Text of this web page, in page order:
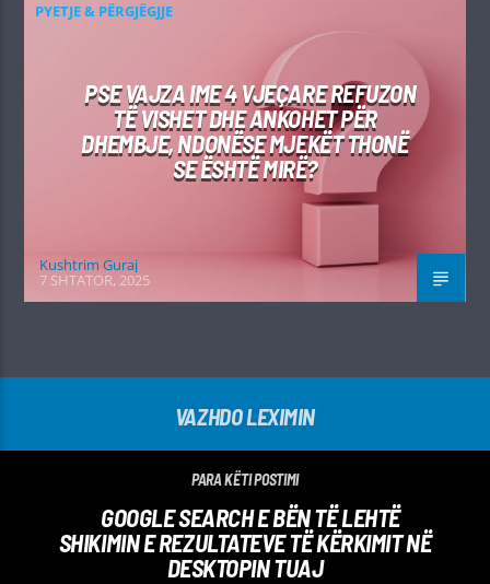
PYETJE & PËRGJËGJJE
PSE VAJZA IME 4 VJEÇARE REFUZON
TË VISHET DHE ANKOHET PËR
DHEMBJE, NDONËSE MJEKËT THONË
SE ËSHTË MIRË?
Kushtrim Guraj
7 SHTATOR, 2025
VAZHDO LEXIMIN
PARA KËTI POSTIMI
GOOGLE SEARCH E BËN TË LEHTË
SHIKIMIN E REZULTATEVE TË KËRKIMIT NË
DESKTOPIN TUAJ